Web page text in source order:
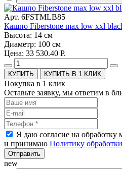
Арт. 6FSTMLB85
Кашпо Fiberstone max low xxl
Высота: 14 см
Диаметр: 100 см
Цена: 33 530.40 Р.
КУПИТЬ В 1 КЛИК
Покупка в 1 клик
Оставьте заявку, мы ответим в
Я даю согласие на
и принимаю Политику
Отправить
new